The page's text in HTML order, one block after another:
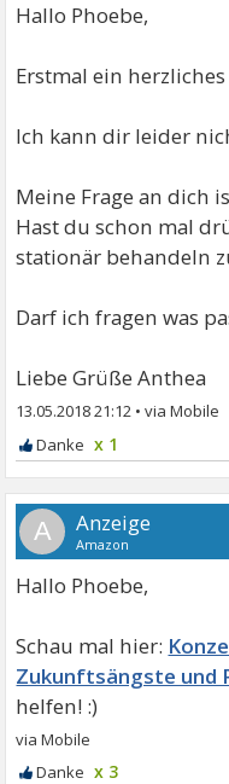
Hallo Phoebe,
Erstmal ein
Ich kann dir leider
Meine Frage an dich
Hast du schon mal
stationär behandeln
Darf ich fragen was
Liebe Grüße Anthea
13.05.2018 21:12 •
x 1
A
Hallo Phoebe,
Zukunftsängste und
x 3